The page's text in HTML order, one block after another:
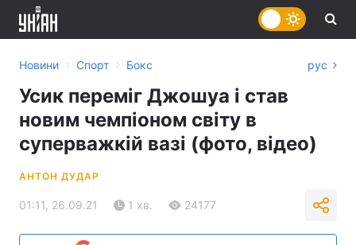
Новини › Спорт › Бокс рус
Усик переміг Джошуа і став
новим чемпіоном світу в
суперважкій вазі (фото, відео)
АНТОН ДУДАР
01:11, 26.09.21 1 хв. 24177